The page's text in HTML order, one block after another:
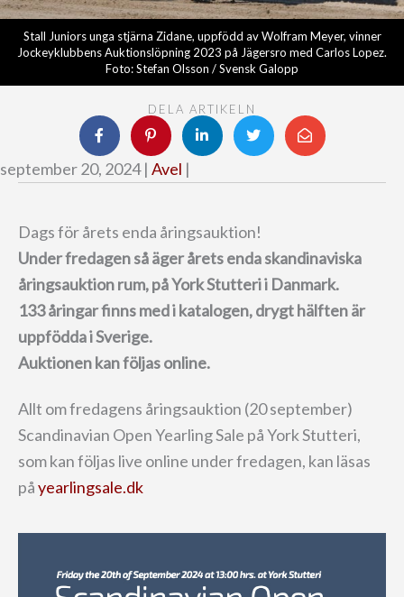
Stall Juniors unga stjärna Zidane, uppfödd av Wolfram Meyer, vinner
Jockeyklubbens Auktionslöpning 2023 på Jägersro med Carlos Lopez.
Foto: Stefan Olsson / Svensk Galopp
DELA ARTIKELN
september 20, 2024 | Avel |
Dags för årets enda åringsauktion!
Under fredagen så äger årets enda skandinaviska
åringsauktion rum, på York Stutteri i Danmark.
133 åringar finns med i katalogen, drygt hälften är
uppfödda i Sverige.
Auktionen kan följas online.
Allt om fredagens åringsauktion (20 september)
Scandinavian Open Yearling Sale på York Stutteri,
som kan följas live online under fredagen, kan läsas
påyearlingsale.dk